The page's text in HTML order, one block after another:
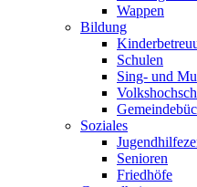
Wappen
Bildung
Schulen
Sing- und
Soziales
Senioren
Friedhöfe